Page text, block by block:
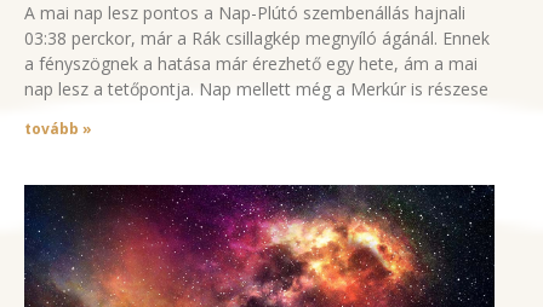
A mai nap lesz pontos a Nap-Plútó szembenállás hajnali
03:38 perckor, már a Rák csillagkép megnyíló ágánál. Ennek
a fényszögnek a hatása már érezhető egy hete, ám a mai
nap lesz a tetőpontja. Nap mellett még a Merkúr is részese
tovább »